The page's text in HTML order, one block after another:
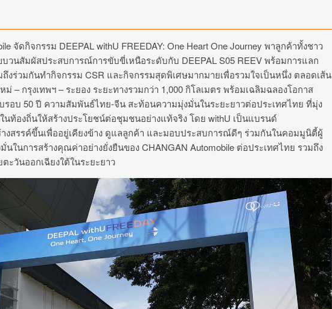
จัดกิจกรรม DEEPAL withU FREEDAY: One Heart One Journey พาลูกค้าทั้งชาว
วนสัมผัสประสบการณ์การขับขี่เหนือระดับกับ DEEPAL S05 REEVพร้อมการแลก
งร่วมกันทำกิจกรรม CSR และกิจกรรมสุดพิเศษมากมายเพื่อรวมใจเป็นหนึ่ง ตลอดเส้น
ม่ – กรุงเทพฯ – ระยอง ระยะทางรวมกว่า 1,000 กิโลเมตร พร้อมเฉลิมฉลองโอกาส
รอบ 50ปี ความสัมพันธ์ไทย-จีน สะท้อนความมุ่งมั่นในระยะยาวต่อประเทศไทย ที่มุ่ง
นท้องถิ่นให้สร้างประโยชน์ต่อชุมชนอย่างแท้จริง โดย withU เป็นแบรนด์
งสรรค์ขึ้นเพื่ออยู่เคียงข้าง ดูแลลูกค้า และมอบประสบการณ์ดีๆ ร่วมกันในคอมมูนิตี้ผู้
นในการสร้างคุณค่าอย่างยั่งยืนของCHANGAN Automobile ต่อประเทศไทย รวมถึง
ตะวันออกเฉียงใต้ในระยะยาว